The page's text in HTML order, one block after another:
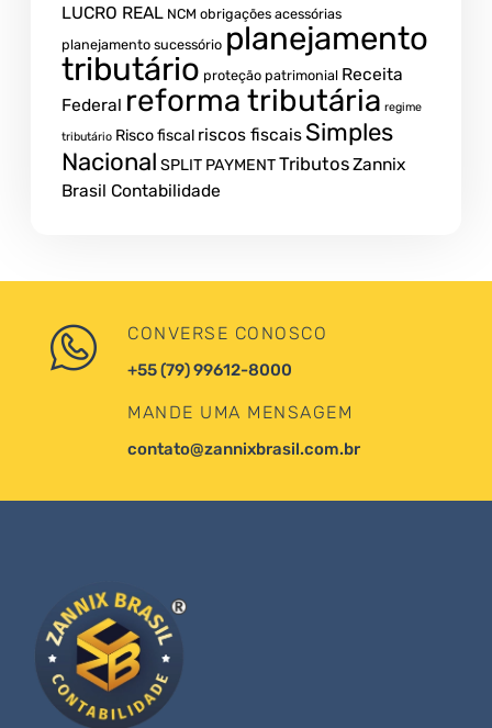
LUCRO REAL NCM obrigações acessórias
planejamento sucessório planejamento
tributário proteção patrimonial Receita
Federal reforma tributária regime
tributário Risco fiscal riscos fiscais Simples
Nacional SPLIT PAYMENTTributosZannix
Brasil Contabilidade
CONVERSE CONOSCO
+55 (79) 99612-8000
MANDE UMA MENSAGEM
contato@zannixbrasil.com.br